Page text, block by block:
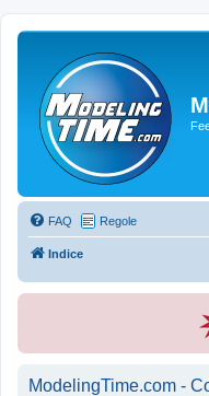
FAQ Regole
Indice
ModelingTime.com -